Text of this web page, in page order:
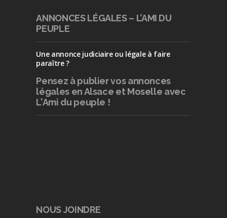
ANNONCES LÉGALES – L’AMI DU
PEUPLE
Une annonce judiciaire ou légale à faire
paraître ?
Pensez à publiervos annonces
légales en Alsace et Moselle avec
L'Ami du peuple !
NOUS JOINDRE